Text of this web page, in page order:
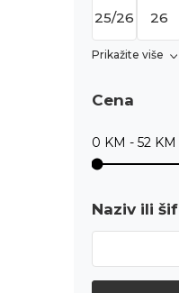
25/26 26
Prikažite više
Cena
Naziv ili